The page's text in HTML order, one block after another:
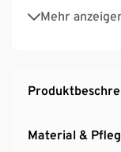
Mehr
T-Shirts,
Material &